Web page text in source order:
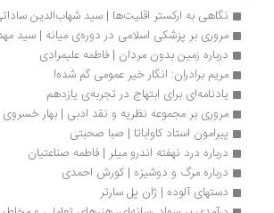
نگاهی به ارکستر اقلیت‌ها | سید‌ شهاب‌الدین ساداتی
مروری بر پزشکی اسلامی در دوره‌ی میانه | سید مهدی‌یار
درباره زمین بدون مردان | فاطمه علیمرادی
مریم برادران: انگار خیر عمومی گم شده!
یادنامه‌ای برای ابتهاج در تجربه‌ی یازدهم
مروری بر مجموعه نظریه و نقد ادبی | بهار خسروی
پیرامون استاد کاواباتا | صبا صحبتی
درباره درد نهفته اندرو میلر | فاطمه صناعتیان
درباره مرگ و دوشیزه | کورش احمدی
دستهای آلوده | ژان پل سارتر